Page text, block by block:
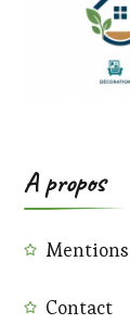
A propos
Contact